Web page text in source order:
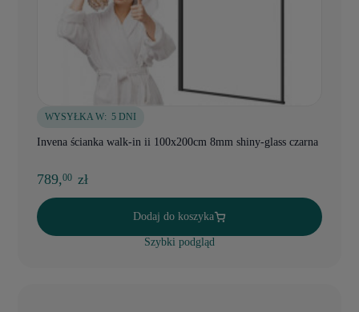
WYSYŁKA W: 5 DNI
Invena ścianka walk-in ii 100x200cm 8mm shiny-glass czarna
789,00 zł
Dodaj do koszyka
Szybki podgląd